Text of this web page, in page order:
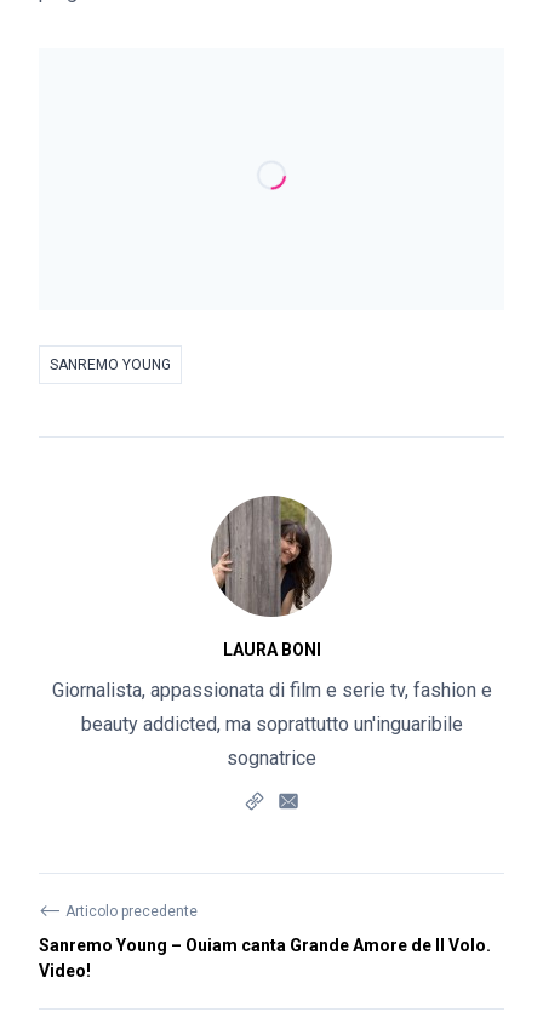
SANREMO YOUNG
LAURA BONI
Giornalista, appassionata di film e serie tv, fashion e
beauty addicted, ma soprattutto un'inguaribile
sognatrice
⟵ Articolo precedente
Sanremo Young – Ouiam canta Grande Amore de Il Volo.
Video!